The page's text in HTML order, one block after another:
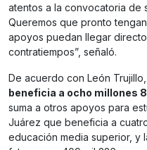
atentos a la convocatoria de
Queremos que pronto
apoyos puedan llegar
contratiempos”, señaló.
De acuerdo con León
beneficia a ocho millones
suma a otros apoyos para
Juárez que beneficia a
educación media superior, y